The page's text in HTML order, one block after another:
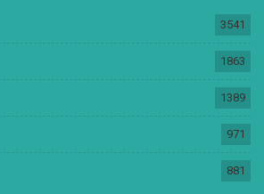
3541
1863
1389
971
881